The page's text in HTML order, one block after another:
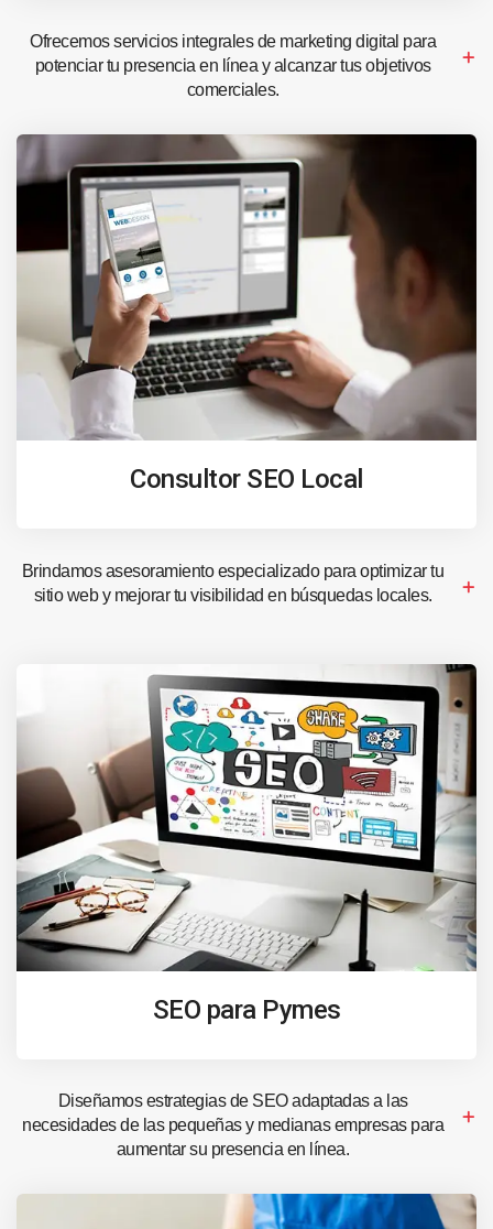
Ofrecemos servicios integrales de marketing digital para
potenciar tu presencia en línea y alcanzar tus objetivos
comerciales.
Consultor SEO Local
Brindamos asesoramiento especializado para optimizar tu
sitio web y mejorar tu visibilidad en búsquedas locales.
SEO para Pymes
Diseñamos estrategias de SEO adaptadas a las
necesidades de las pequeñas y medianas empresas para
aumentar su presencia en línea.